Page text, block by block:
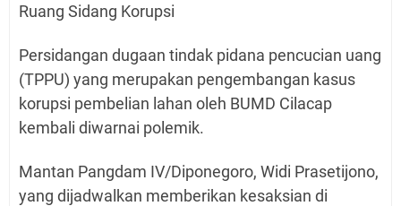
Ruang Sidang Korupsi
Persidangan dugaan tindak pidana pencucian uang
(TPPU) yang merupakan pengembangan kasus
korupsi pembelian lahan oleh BUMD Cilacap
kembali diwarnai polemik.
Mantan Pangdam IV/Diponegoro, Widi Prasetijono,
yang dijadwalkan memberikan kesaksian di